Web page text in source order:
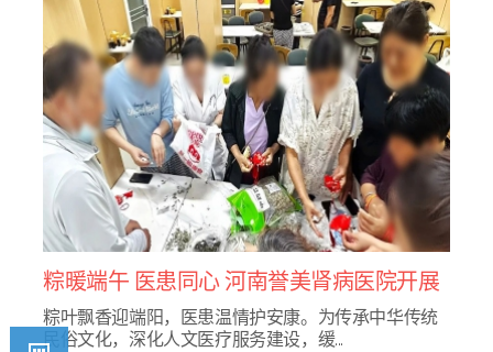
粽暖端午 医患同心 河南誉美肾病医院开展
端午包粽子主题活动
粽叶飘香迎端阳，医患温情护安康。为传承中华传统
民俗文化，深化人文医疗服务建设，缓...